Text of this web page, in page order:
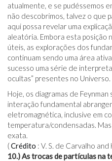
atualmente, e se pudéssemos
não descobrimos, talvez o que
aqui possa revelar uma
aleatória. Embora esta
úteis, as explorações dos
continuam sendo uma área
sucesso uma série de
ocultas” presentes no Universo.
Hoje, os diagramas de
interação fundamental
eletromagnética, inclusive em
temperatura/condensadas.
exata.
(Crédito : V. S. de Carvalho and
10.) As trocas de partículas na